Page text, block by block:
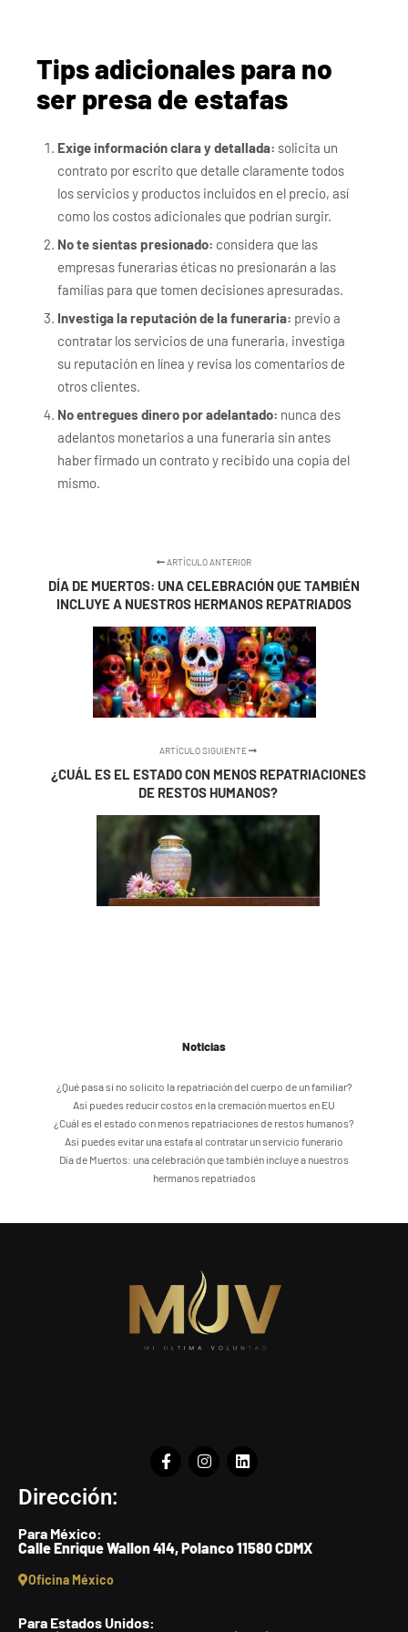
Tips adicionales para no
ser presa de estafas
Exige información clara y detallada: solicita un
contrato por escrito que detalle claramente todos
los servicios y productos incluidos en el precio, así
como los costos adicionales que podrían surgir.
No te sientas presionado: considera que las
empresas funerarias éticas no presionarán a las
familias para que tomen decisiones apresuradas.
Investiga la reputación de la funeraria: previo a
contratar los servicios de una funeraria, investiga
su reputación en línea y revisa los comentarios de
otros clientes.
No entregues dinero por adelantado: nunca des
adelantos monetarios a una funeraria sin antes
haber firmado un contrato y recibido una copia del
mismo.
ARTÍCULO ANTERIOR
DÍA DE MUERTOS: UNA CELEBRACIÓN QUE TAMBIÉN
INCLUYE A NUESTROS HERMANOS REPATRIADOS
ARTÍCULO SIGUIENTE
¿CUÁL ES EL ESTADO CON MENOS REPATRIACIONES
DE RESTOS HUMANOS?
Noticias
¿Qué pasa si no solicito la repatriación del cuerpo de un familiar?
Así puedes reducir costos en la cremación muertos en EU
¿Cuál es el estado con menos repatriaciones de restos humanos?
Así puedes evitar una estafa al contratar un servicio funerario
Día de Muertos: una celebración que también incluye a nuestros
hermanos repatriados
Dirección:
Para México:
Calle Enrique Wallon 414, Polanco 11580 CDMX
Oficina México
Para Estados Unidos: